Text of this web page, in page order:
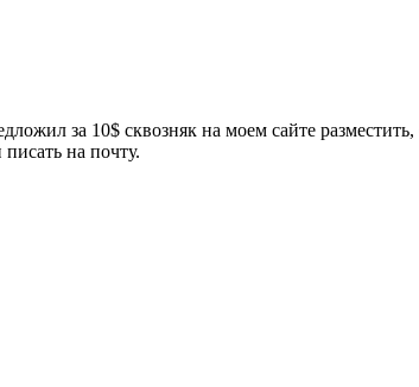
за 10$ сквозняк на моем сайте
на почту.